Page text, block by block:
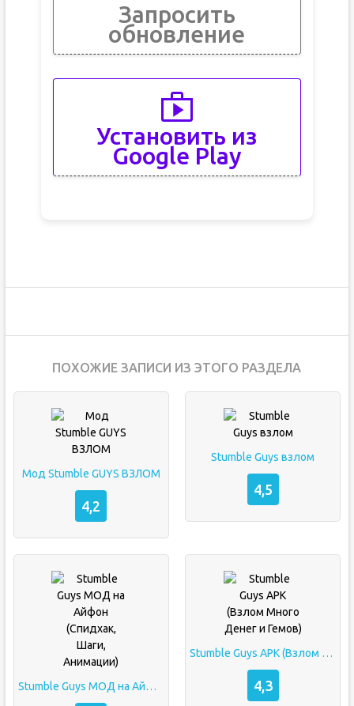
Запросить
обновление
Установить из
Google Play
ПОХОЖИЕ ЗАПИСИ ИЗ ЭТОГО РАЗДЕЛА
Мод Stumble GUYS ВЗЛОМ
4,2
Stumble Guys взлом
4,5
Stumble Guys МОД на Айфон (Спидхак, Шаги, Анимации)
Stumble Guys APK (Взлом Много Денег и Гемов)
4,3